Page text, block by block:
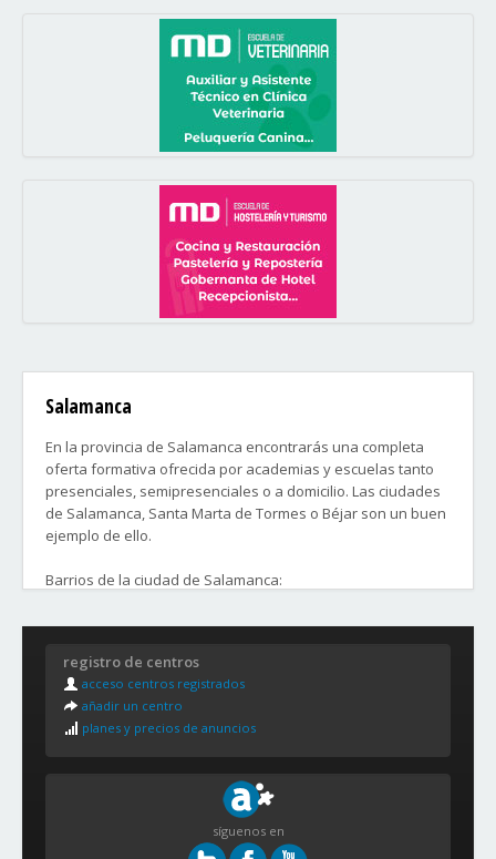
Salamanca
En la provincia de Salamanca encontrarás una completa
oferta formativa ofrecida por academias y escuelas tanto
presenciales, semipresenciales o a domicilio. Las ciudades
de Salamanca, Santa Marta de Tormes o Béjar son un buen
ejemplo de ello.
Barrios de la ciudad de Salamanca:
Garrido Norte
Carmelitas - Oeste
Garrido Sur
Rollo - Las pajas
Prosperidad
registro de centros
acceso centros registrados
añadir un centro
planes y precios de anuncios
síguenos en